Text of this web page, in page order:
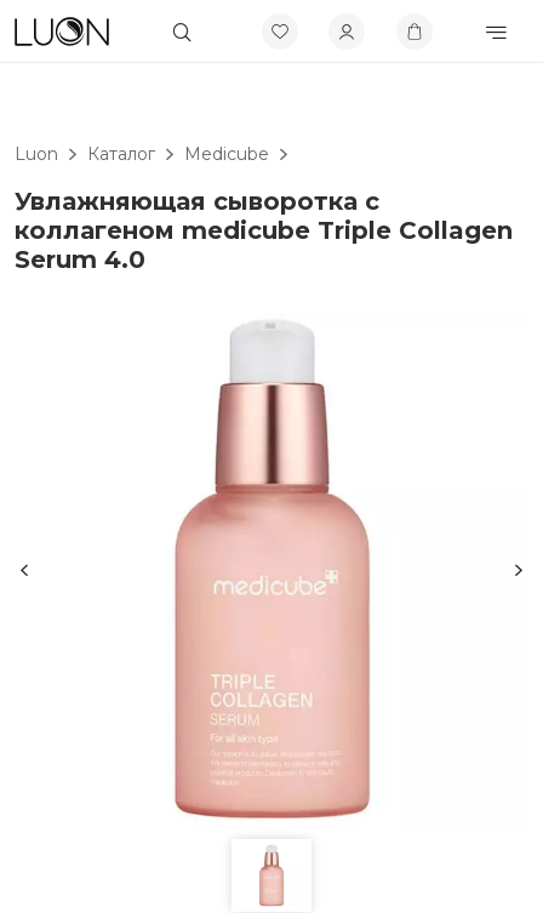
Luon Каталог Medicube
Увлажняющая сыворотка с
коллагеном medicube Triple Collagen
Serum 4.0